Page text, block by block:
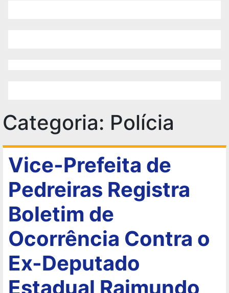
Categoria: Polícia
Vice-Prefeita de
Pedreiras Registra
Boletim de
Ocorrência Contra o
Ex-Deputado
Estadual Raimundo